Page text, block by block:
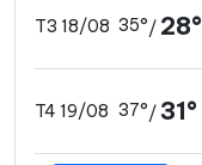
T3 18/08 35°/ 28°
T4 19/08 37°/31°